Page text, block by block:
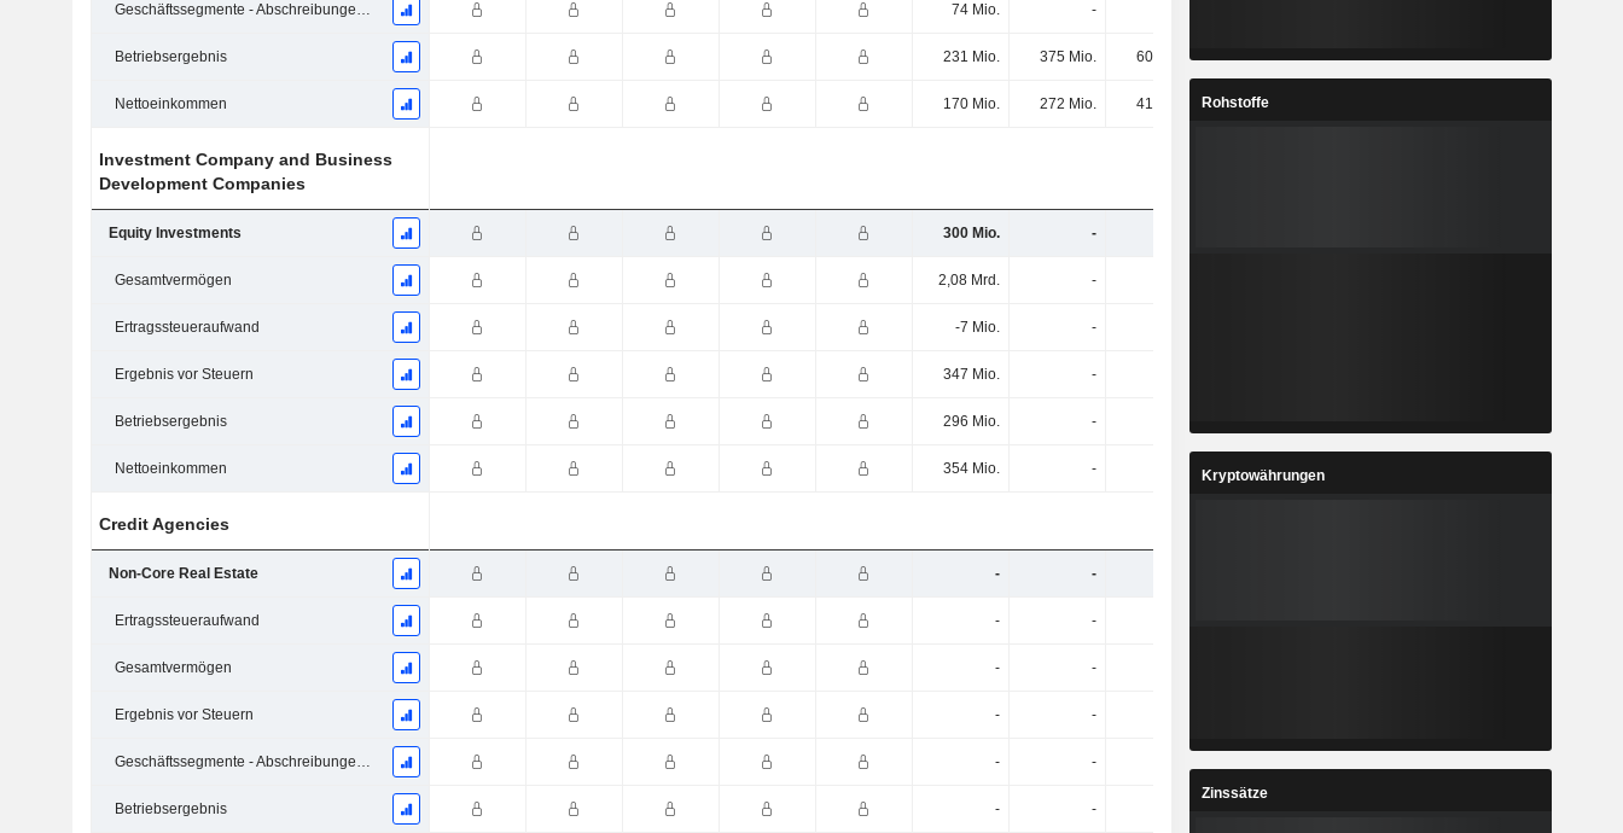
Geschäftssegmente - Abschreibungen und Wertminderungen 74 Mio. -
Betriebsergebnis 231 Mio. 375 Mio. 602 Mio. 734 Mio. 666 Mio.
Nettoeinkommen 170 Mio. 272 Mio. 419 Mio. 504 Mio.
Investment Company and Business
Development Companies
Equity Investments 300 Mio. -
Gesamtvermögen 2,08 Mrd. -
Ertragssteueraufwand -7 Mio. -
Ergebnis vor Steuern 347 Mio. -
Betriebsergebnis 296 Mio. -
Nettoeinkommen 354 Mio. - -
Credit Agencies
Non-Core Real Estate - -
Ertragssteueraufwand - -
Gesamtvermögen - -
Ergebnis vor Steuern - -
Geschäftssegmente - Abschreibungen und Wertminderungen - -
Betriebsergebnis - -
Rohstoffe
Kryptowährungen
Zinssätze